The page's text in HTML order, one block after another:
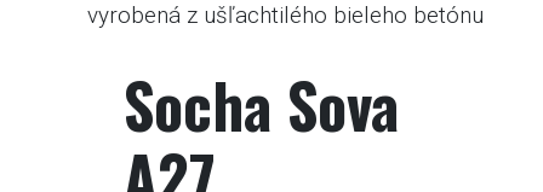
vyrobená z ušľachtilého bieleho betónu
Socha Sova
ONLINE
KAMEŇA
KONTAKT